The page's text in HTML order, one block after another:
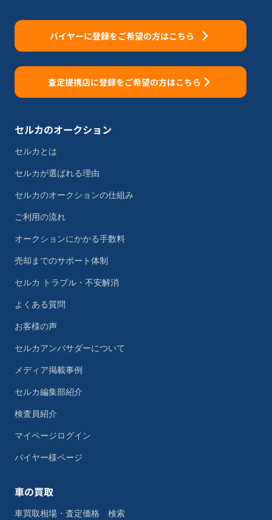
バイヤーに登録をご希望の方はこちら
査定提携店に登録をご希望の方はこちら
セルカのオークション
セルカとは
セルカが選ばれる理由
セルカのオークションの仕組み
ご利用の流れ
オークションにかかる手数料
売却までのサポート体制
セルカ トラブル・不安解消
よくある質問
お客様の声
セルカアンバサダーについて
メディア掲載事例
セルカ編集部紹介
検査員紹介
マイページログイン
バイヤー様ページ
車の買取
車買取相場・査定価格 検索